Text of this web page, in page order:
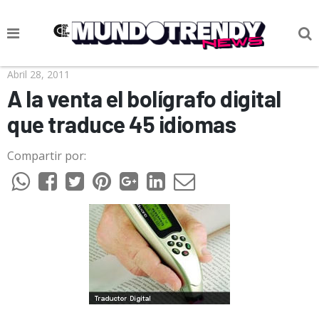
NOTICIAS
CULTURA POP
CIENCIA Y TECNOLOGÍA
VIDA
SOCIEDAD
CULTURIZANDO.COM
Abril 28, 2011
A la venta el bolígrafo digital
que traduce 45 idiomas
Compartir por: